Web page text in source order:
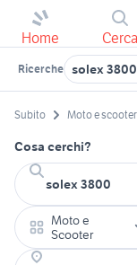
Home Cerca
Ricerche solex
Subito Moto e scooter
Cosa cerchi?
Moto e
Scooter